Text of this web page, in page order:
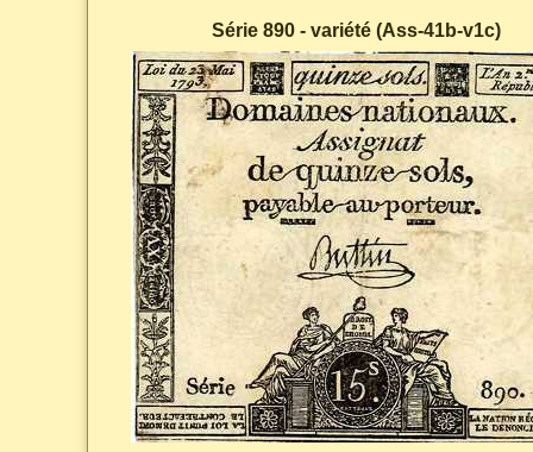
Série 890 - variété (Ass-41b-v1c)